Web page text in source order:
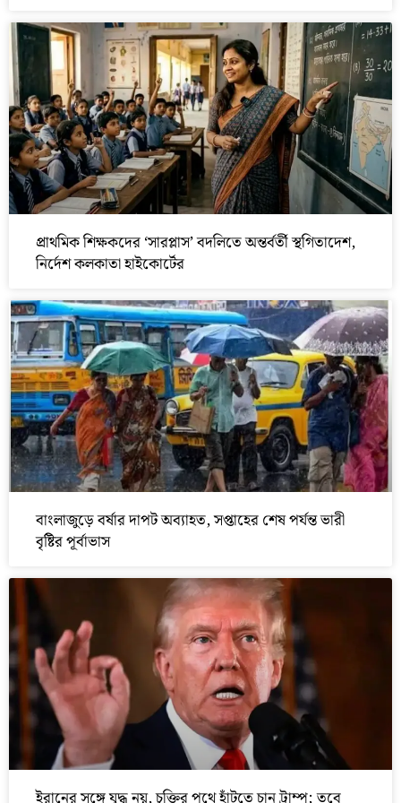
প্রাথমিক শিক্ষকদের ‘সারপ্লাস’ বদলিতে অন্তর্বর্তী স্থগিতাদেশ,
নির্দেশ কলকাতা হাইকোর্টের
বাংলাজুড়ে বর্ষার দাপট অব্যাহত, সপ্তাহের শেষ পর্যন্ত ভারী
বৃষ্টির পূর্বাভাস